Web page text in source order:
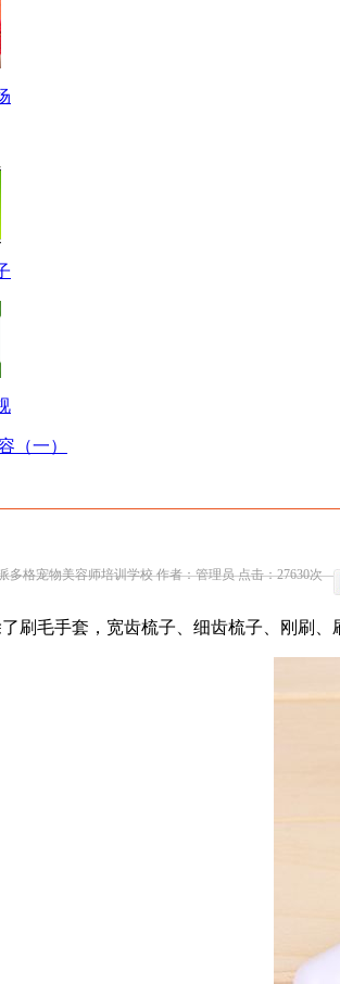
（一）
多格宠物美容师培训学校 作者：管理员 点击：27630次
刷毛手套，宽齿梳子、细齿梳子、刚刷、